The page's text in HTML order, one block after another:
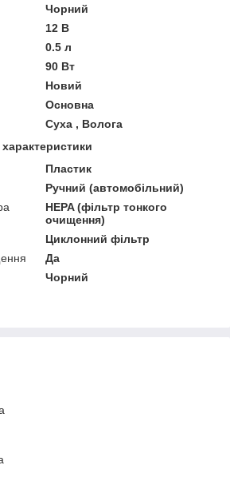
Чорний
12 В
0.5 л
90 Вт
Новий
Основна
Суха , Волога
Пластик
Ручний (автомобільний)
HEPA (фільтр тонкого
очищення)
Циклонний фільтр
Да
Чорний